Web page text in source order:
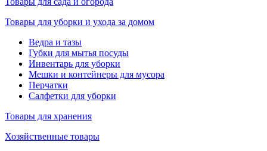
Товары для уборки и ухода за домом
Ведра и тазы
Губки для мытья посуды
Инвентарь для уборки
Мешки и контейнеры для мусора
Перчатки
Салфетки для уборки
Товары для хранения
Хозяйственные товары